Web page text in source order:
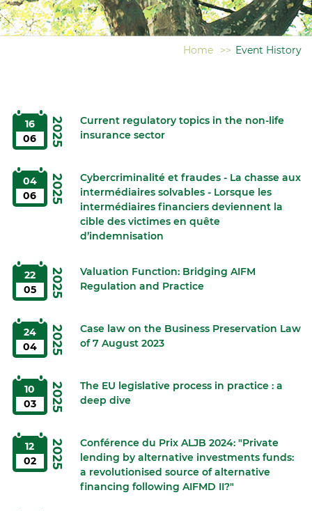
Home >> Event History
16
06
2025
Current regulatory topics in the non-life
insurance sector
04
06
2025
Cybercriminalité et fraudes - La chasse aux
intermédiaires solvables - Lorsque les
intermédiaires financiers deviennent la
cible des victimes en quête
d’indemnisation
22
05
2025
Valuation Function: Bridging AIFM
Regulation and Practice
24
04
2025
Case law on the Business Preservation Law
of 7 August 2023
10
03
2025
The EU legislative process in practice : a
deep dive
12
02
2025
Conférence du Prix ALJB 2024: "Private
lending by alternative investments funds:
a revolutionised source of alternative
financing following AIFMD II?"